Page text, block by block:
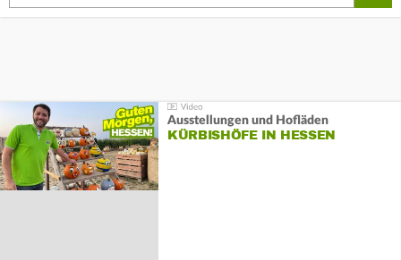
Ausstellungen und Hofläden
KÜRBISHÖFE IN HESSEN